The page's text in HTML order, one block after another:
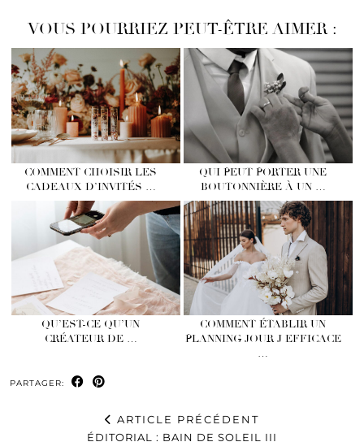
VOUS POURRIEZ PEUT-ÊTRE AIMER :
COMMENT CHOISIR LES
CADEAUX D’INVITÉS …
QUI PEUT PORTER UNE
BOUTONNIÈRE À UN …
QU’EST-CE QU’UN
CRÉATEUR DE …
COMMENT ÉTABLIR UN
PLANNING JOUR J EFFICACE
…
PARTAGER:
ARTICLE PRÉCÉDENT
ÉDITORIAL : BAIN DE SOLEIL III